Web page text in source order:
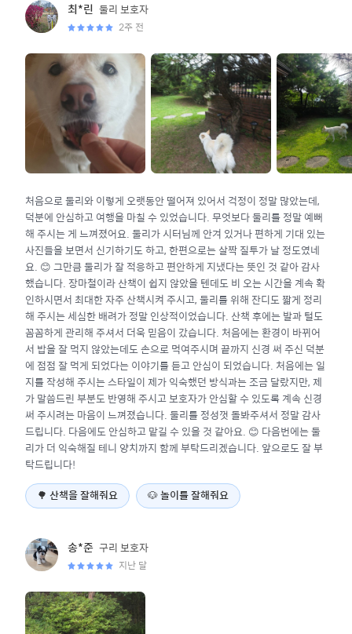
최*린 둘리보호자
2주 전
처음으로 둘리와 이렇게 오랫동안 떨어져 있어서 걱정이 정말 많았는데,
덕분에 안심하고 여행을 마칠 수 있었습니다. 무엇보다 둘리를 정말 예뻐
해 주시는 게 느껴졌어요. 둘리가 시터님께 안겨 있거나 편하게 기대 있는
사진들을 보면서 신기하기도 하고, 한편으로는 살짝 질투가 날 정도였네
요. 😊 그만큼 둘리가 잘 적응하고 편안하게 지냈다는 뜻인 것 같아 감사
했습니다. 장마철이라 산책이 쉽지 않았을 텐데도 비 오는 시간을 계속 확
인하시면서 최대한 자주 산책시켜 주시고, 둘리를 위해 잔디도 짧게 정리
해 주시는 세심한 배려가 정말 인상적이었습니다. 산책 후에는 발과 털도
꼼꼼하게 관리해 주셔서 더욱 믿음이 갔습니다. 처음에는 환경이 바뀌어
서 밥을 잘 먹지 않았는데도 손으로 먹여주시며 끝까지 신경 써 주신 덕분
에 점점 잘 먹게 되었다는 이야기를 듣고 안심이 되었습니다. 처음에는 일
지를 작성해 주시는 스타일이 제가 익숙했던 방식과는 조금 달랐지만, 제
가 말씀드린 부분도 반영해 주시고 보호자가 안심할 수 있도록 계속 신경
써 주시려는 마음이 느껴졌습니다. 둘리를 정성껏 돌봐주셔서 정말 감사
드립니다. 다음에도 안심하고 맡길 수 있을 것 같아요. 😊 다음번에는 둘
리가 더 익숙해질 테니 양치까지 함께 부탁드리겠습니다. 앞으로도 잘 부
탁드립니다!
🌳 산책을 잘해줘요 🐶놀이를 잘해줘요
송*준 구리보호자
지난 달